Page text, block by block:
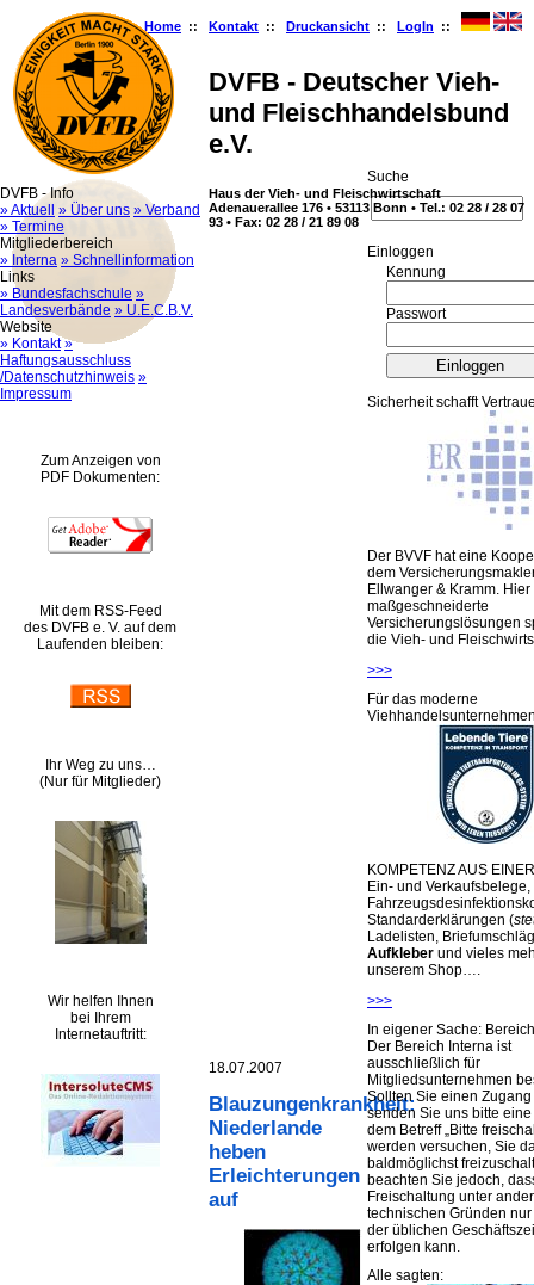
Home :: Kontakt :: Druckansicht :: LogIn ::
DVFB - Deutscher Vieh-
und Fleischhandelsbund
e.V.
Haus der Vieh- und Fleischwirtschaft
Adenauerallee 176 • 53113 Bonn • Tel.: 02 28 / 28 07
93 • Fax: 02 28 / 21 89 08
DVFB - Info
» Aktuell
» Über uns » Verband
» Termine
Mitgliederbereich
» Interna » Schnellinformation
Links
» Bundesfachschule »
Landesverbände » U.E.C.B.V.
Website
» Kontakt »
Haftungsausschluss
/Datenschutzhinweis »
Impressum
Zum Anzeigen von
PDF Dokumenten:
Mit dem RSS-Feed
des DVFB e. V. auf dem
Laufenden bleiben:
Ihr Weg zu uns…
(Nur für Mitglieder)
Wir helfen Ihnen
bei Ihrem
Internetauftritt:
18.07.2007
Blauzungenkrankheit:
Niederlande
heben
Erleichterungen
auf
Suche
Ein­log­gen
Kennung
Passwort
Sicherheit schafft
Der BVVF hat eine
dem
Ellwanger & Kramm.
maßgeschneiderte
Versicherungslösungen
die Vieh- und
>>>
Für das moderne
KOMPETENZ AUS
Ein- und Verkaufsbelege,
Standarderklärungen (
Ladelisten,
Aufkleber und vieles
unserem Shop….
>>>
In eigener Sache:
Der Bereich Interna ist
ausschließlich für
Mitgliedsunternehmen
Sollten Sie einen
senden Sie uns bitte
dem Betreff „Bitte
werden versuchen, Sie
baldmöglichst
beachten Sie jedoch,
Freischaltung unter
technischen Gründen
der üblichen
erfolgen kann.
Alle sagten: